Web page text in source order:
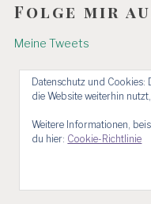
Folge mir
Meine Tweets
Datenschutz und Cookies:
die Website weiterhin
Weitere Informationen,
du hier: Cookie-Richtlinie